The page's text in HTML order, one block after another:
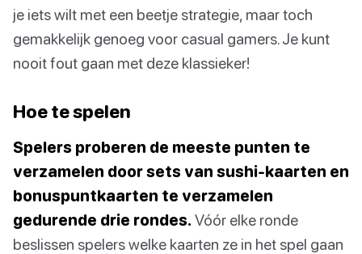
je iets wilt met een beetje strategie, maar toch
gemakkelijk genoeg voor casual gamers. Je kunt
nooit fout gaan met deze klassieker!
Hoe te spelen
Spelers proberen de meeste punten te
verzamelen door sets van sushi-kaarten en
bonuspuntkaarten te verzamelen
gedurende drie rondes. Vóór elke ronde
beslissen spelers welke kaarten ze in het spel gaan